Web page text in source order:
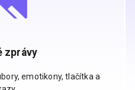
zprávy
emotikony, tlačítka a